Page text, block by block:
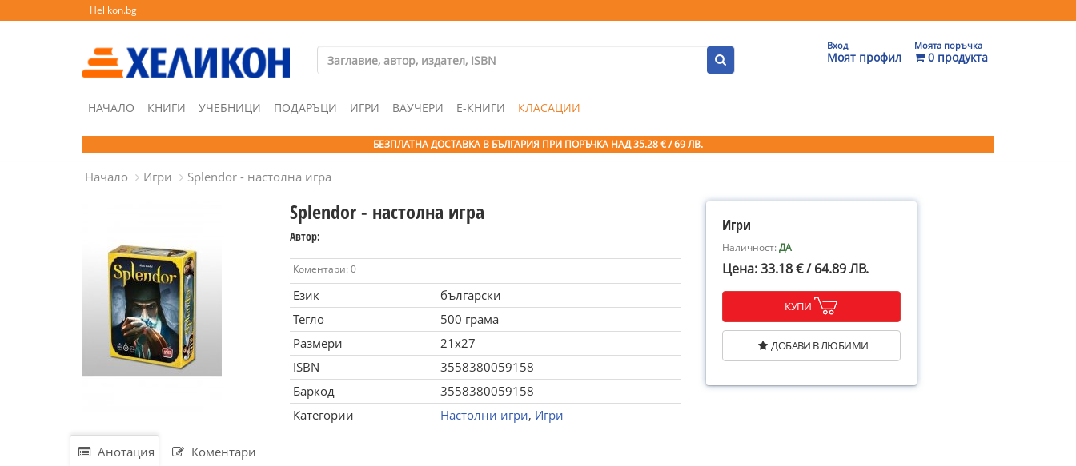
Helikon.bg
Вход
Моят профил
Моята поръчка
0 продукта
НАЧАЛО КНИГИ УЧЕБНИЦИ ПОДАРЪЦИ ИГРИ ВАУЧЕРИ Е-КНИГИ КЛАСАЦИИ
БЕЗПЛАТНА ДОСТАВКА В БЪЛГАРИЯ ПРИ ПОРЪЧКА НАД 35.28 € / 69 ЛВ.
Начало Игри Splendor - настолна игра
Splendor - настолна игра
Автор:
Коментари: 0
Език
български
Тегло
500 грама
Размери
21x27
ISBN
3558380059158
Баркод
3558380059158
Категории
Настолни игри, Игри
Игри
Наличност:ДА
Цена: 33.18 € / 64.89 ЛВ.
КУПИ
ДОБАВИ В ЛЮБИМИ
Анотация Коментари